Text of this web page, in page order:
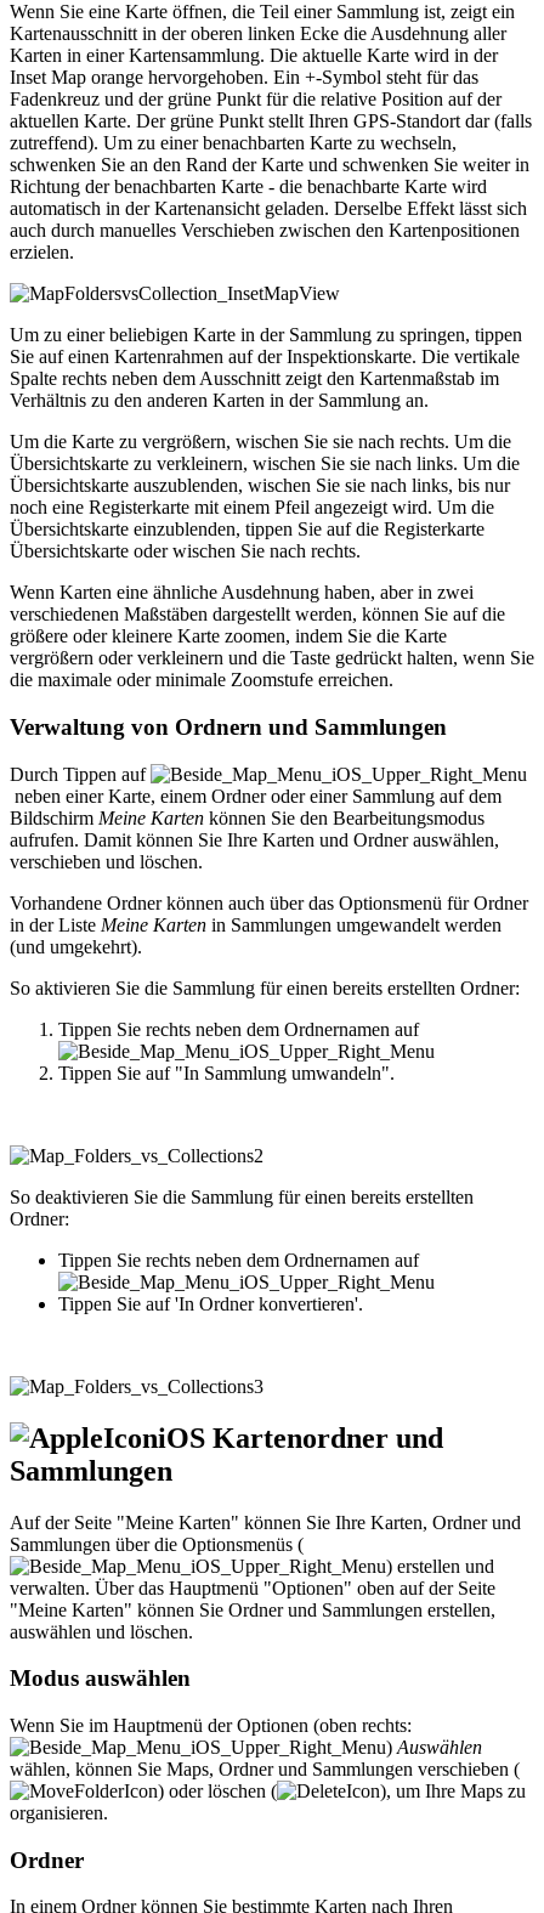
Wenn Sie eine Karte öffnen, die Teil einer Sammlung ist, zeigt ein
Kartenausschnitt in der oberen linken Ecke die Ausdehnung aller
Karten in einer Kartensammlung. Die aktuelle Karte wird in der
Inset Map orange hervorgehoben. Ein +-Symbol steht für das
Fadenkreuz und der grüne Punkt für die relative Position auf der
aktuellen Karte. Der grüne Punkt stellt Ihren GPS-Standort dar (falls
zutreffend). Um zu einer benachbarten Karte zu wechseln,
schwenken Sie an den Rand der Karte und schwenken Sie weiter in
Richtung der benachbarten Karte - die benachbarte Karte wird
automatisch in der Kartenansicht geladen. Derselbe Effekt lässt sich
auch durch manuelles Verschieben zwischen den Kartenpositionen
erzielen.
Um zu einer beliebigen Karte in der Sammlung zu springen, tippen
Sie auf einen Kartenrahmen auf der Inspektionskarte. Die vertikale
Spalte rechts neben dem Ausschnitt zeigt den Kartenmaßstab im
Verhältnis zu den anderen Karten in der Sammlung an.
Um die Karte zu vergrößern, wischen Sie sie nach rechts. Um die
Übersichtskarte zu verkleinern, wischen Sie sie nach links. Um die
Übersichtskarte auszublenden, wischen Sie sie nach links, bis nur
noch eine Registerkarte mit einem Pfeil angezeigt wird. Um die
Übersichtskarte einzublenden, tippen Sie auf die Registerkarte
Übersichtskarte oder wischen Sie nach rechts.
Wenn Karten eine ähnliche Ausdehnung haben, aber in zwei
verschiedenen Maßstäben dargestellt werden, können Sie auf die
größere oder kleinere Karte zoomen, indem Sie die Karte
vergrößern oder verkleinern und die Taste gedrückt halten, wenn Sie
die maximale oder minimale Zoomstufe erreichen.
Verwaltung von Ordnern und Sammlungen
Durch Tippen auf
neben einer Karte, einem Ordner oder einer Sammlung auf dem
Bildschirm Meine Karten können Sie den Bearbeitungsmodus
aufrufen. Damit können Sie Ihre Karten und Ordner auswählen,
verschieben und löschen.
Vorhandene Ordner können auch über das Optionsmenü für Ordner
in der Liste Meine Karten in Sammlungen umgewandelt werden
(und umgekehrt).
So aktivieren Sie die Sammlung für einen bereits erstellten Ordner:
Tippen Sie rechts neben dem Ordnernamen auf
Tippen Sie auf "In Sammlung umwandeln".
So deaktivieren Sie die Sammlung für einen bereits erstellten
Ordner:
Tippen Sie rechts neben dem Ordnernamen auf
Tippen Sie auf 'In Ordner konvertieren'.
iOS Kartenordner und
Sammlungen
Auf der Seite "Meine Karten" können Sie Ihre Karten, Ordner und
Sammlungen über die Optionsmenüs (
) erstellen und
verwalten. Über das Hauptmenü "Optionen" oben auf der Seite
"Meine Karten" können Sie Ordner und Sammlungen erstellen,
auswählen und löschen.
Modus auswählen
Wenn Sie im Hauptmenü der Optionen (oben rechts:
) Auswählen
wählen, können Sie Maps, Ordner und Sammlungen verschieben (
) oder löschen (
), um Ihre Maps zu
organisieren.
Ordner
In einem Ordner können Sie bestimmte Karten nach Ihren